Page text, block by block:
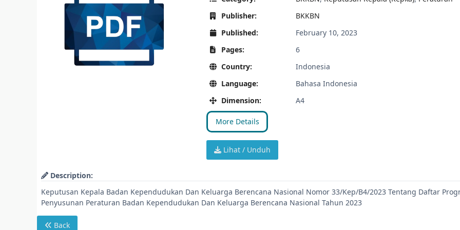
Publisher:
BKKBN
Published:
February 10, 2023
Pages:
6
Country:
Indonesia
Language:
Bahasa Indonesia
Dimension:
A4
More Details
Lihat / Unduh
Description:
Keputusan Kepala Badan Kependudukan Dan Keluarga Berencana Nasional Nomor 33/Kep/B4/2023 Tentang Daftar
Penyusunan Peraturan Badan Kependudukan Dan Keluarga Berencana Nasional Tahun 2023
Back